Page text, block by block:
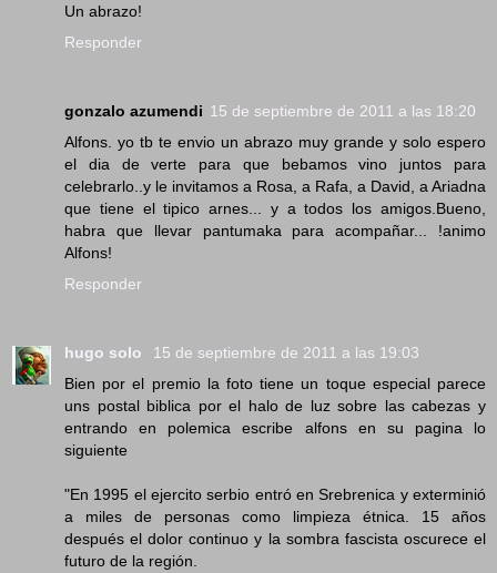
Un abrazo!
Responder
gonzalo azumendi 15 de septiembre de 2011 a las 18:20
Alfons. yo tb te envio un abrazo muy grande y solo espero
el dia de verte para que bebamos vino juntos para
celebrarlo..y le invitamos a Rosa, a Rafa, a David, a Ariadna
que tiene el tipico arnes... y a todos los amigos.Bueno,
habra que llevar pantumaka para acompañar... !animo
Alfons!
Responder
hugo solo
15 de septiembre de 2011 a las 19:03
Bien por el premio la foto tiene un toque especial parece
uns postal biblica por el halo de luz sobre las cabezas y
entrando en polemica escribe alfons en su pagina lo
siguiente
"En 1995 el ejercito serbio entró en Srebrenica y exterminió
a miles de personas como limpieza étnica. 15 años
después el dolor continuo y la sombra fascista oscurece el
futuro de la región.